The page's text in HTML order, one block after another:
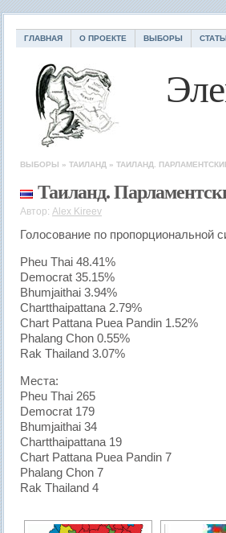
ГЛАВНАЯ О ПРОЕКТЕ ВЫБОРЫ
ВЫБОРЫ » ТАИЛАНД » ТАИЛАНД.
Таиланд.
Автор: Alex Kireev
Голосование по пропорциональной
Pheu Thai 48.41%
Democrat 35.15%
Bhumjaithai 3.94%
Chartthaipattana 2.79%
Chart Pattana Puea Pandin 1.52%
Phalang Chon 0.55%
Rak Thailand 3.07%
Места:
Pheu Thai 265
Democrat 179
Bhumjaithai 34
Chartthaipattana 19
Chart Pattana Puea Pandin 7
Phalang Chon 7
Rak Thailand 4